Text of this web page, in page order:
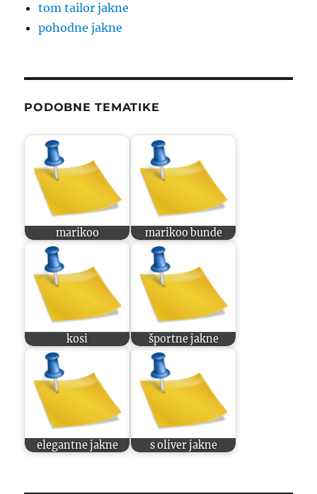
tom tailor jakne
pohodne jakne
PODOBNE TEMATIKE
marikoo marikoo bunde
kosi športne jakne
elegantne jakne s oliver jakne